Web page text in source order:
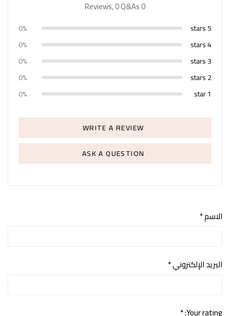
0 Reviews,
0Q&As
5 stars
0%
4 stars
0%
3 stars
0%
2 stars
0%
1 star
0%
WRITE A REVIEW
ASK A QUESTION
الاسم*
البريد الإلكتروني*
Your rating:
*